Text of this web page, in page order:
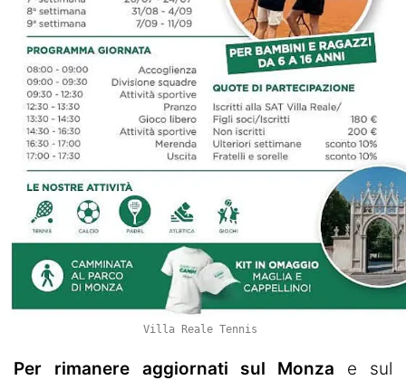
Villa Reale Tennis
Per rimanere aggiornati sul Monza e sul